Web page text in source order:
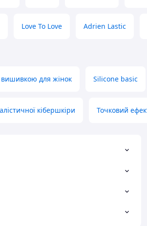
Love To Love Adrien Lastic
вишивкою для жінок Silicone basic
кібершкіри Точковий